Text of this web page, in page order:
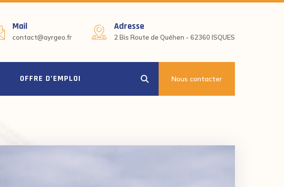
Mail
contact@ayrgeo.fr
Adresse
2 Bis Route de Quéhen - 62360 ISQUES
OFFRE D’EMPLOI Nous contacter